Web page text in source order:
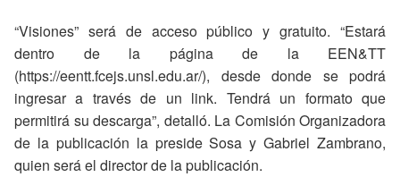
“Visiones” será de acceso público y gratuito. “Estará
dentro de la página de la EEN&TT
(https://eentt.fcejs.unsl.edu.ar/), desde donde se podrá
ingresar a través de un link. Tendrá un formato que
permitirá su descarga”, detalló. La Comisión Organizadora
de la publicación la preside Sosa y Gabriel Zambrano,
quien será el director de la publicación.